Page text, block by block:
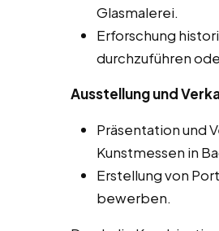
Glasmalerei.
Erforschung
durchzuführen
Ausstellung und
Präsentation und
Kunstmessen in
Erstellung von
bewerben.